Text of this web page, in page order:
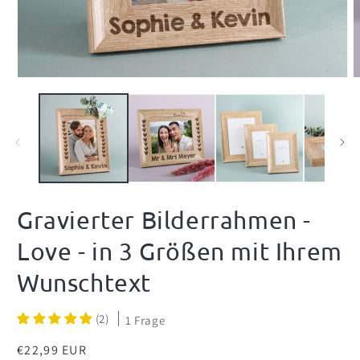
Gravierter Bilderrahmen -
Love - in 3 Größen mit Ihrem
Wunschtext
(2) 1 Frage
Normaler
€22,99 EUR